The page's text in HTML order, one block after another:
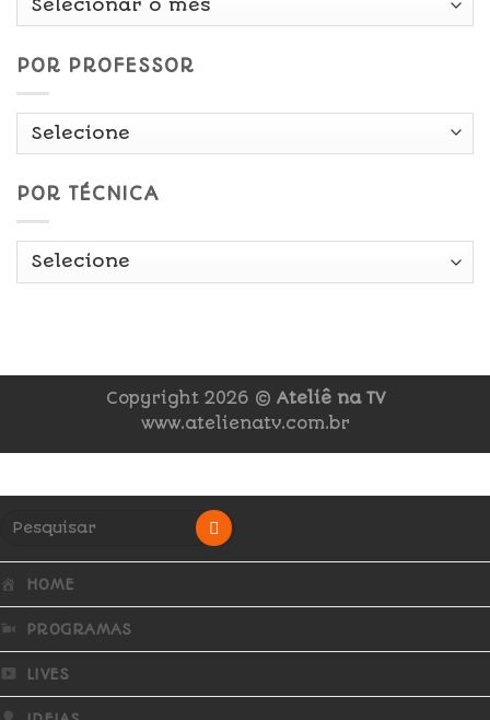
POR PROFESSOR
POR TÉCNICA
Copyright 2026 © Ateliê na TV
www.atelienatv.com.br
HOME
PROGRAMAS
LIVES